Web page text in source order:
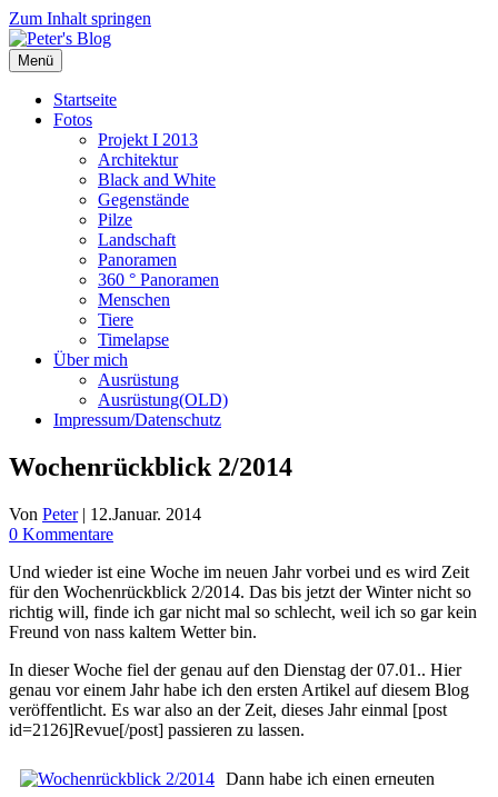
Zum Inhalt springen
Menü
Startseite
Fotos
Projekt I 2013
Architektur
Black and White
Gegenstände
Pilze
Landschaft
Panoramen
360 ° Panoramen
Menschen
Tiere
Timelapse
Über mich
Ausrüstung
Ausrüstung(OLD)
Impressum/Datenschutz
Wochenrückblick 2/2014
Von Peter | 12.Januar. 2014
0 Kommentare
Und wieder ist eine Woche im neuen Jahr vorbei und es wird Zeit
für den Wochenrückblick 2/2014. Das bis jetzt der Winter nicht so
richtig will, finde ich gar nicht mal so schlecht, weil ich so gar kein
Freund von nass kaltem Wetter bin.
In dieser Woche fiel der genau auf den Dienstag der 07.01.. Hier
genau vor einem Jahr habe ich den ersten Artikel auf diesem Blog
veröffentlicht. Es war also an der Zeit, dieses Jahr einmal [post
id=2126]Revue[/post] passieren zu lassen.
Dann habe ich einen erneuten